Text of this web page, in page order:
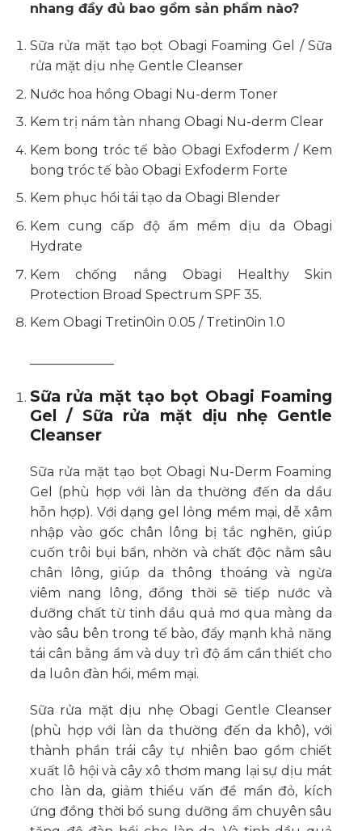
nhang đầy đủ bao gồm sản phẩm nào?
Sữa rửa mặt tạo bọt Obagi Foaming Gel / Sữa
rửa mặt dịu nhẹ Gentle Cleanser
Nước hoa hồng Obagi Nu-derm Toner
Kem trị nám tàn nhang Obagi Nu-derm Clear
Kem bong tróc tế bào Obagi Exfoderm / Kem
bong tróc tế bào Obagi Exfoderm Forte
Kem phục hồi tái tạo da Obagi Blender
Kem cung cấp độ ẩm mềm dịu da Obagi
Hydrate
Kem chống nắng Obagi Healthy Skin
Protection Broad Spectrum SPF 35.
Kem Obagi Tretin0in 0.05 / Tretin0in 1.0
Sữa rửa mặt tạo bọt Obagi Foaming
Gel / Sữa rửa mặt dịu nhẹ Gentle
Cleanser
Sữa rửa mặt tạo bọt Obagi Nu-Derm Foaming
Gel (phù hợp với làn da thường đến da dầu
hỗn hợp). Với dạng gel lỏng mềm mại, dễ xâm
nhập vào gốc chân lông bị tắc nghẽn, giúp
cuốn trôi bụi bẩn, nhờn và chất độc nằm sâu
chân lông, giúp da thông thoáng và ngừa
viêm nang lông, đồng thời sẽ tiếp nước và
dưỡng chất từ tinh dầu quả mơ qua màng da
vào sâu bên trong tế bào, đẩy mạnh khả năng
tái cân bằng ẩm và duy trì độ ẩm cần thiết cho
da luôn đàn hồi, mềm mại.
Sữa rửa mặt dịu nhẹ Obagi Gentle Cleanser
(phù hợp với làn da thường đến da khô), với
thành phần trái cây tự nhiên bao gồm chiết
xuất lô hội và cây xô thơm mang lại sự dịu mát
cho làn da, giảm thiểu vấn đề mẩn đỏ, kích
ứng đồng thời bổ sung dưỡng ẩm chuyên sâu